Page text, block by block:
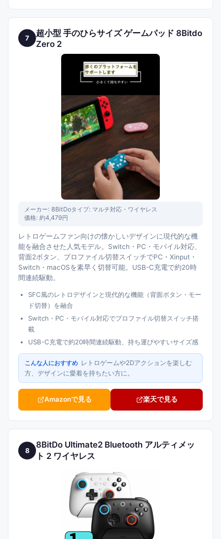
7
超小型 手のひらサイズ ゲームパッド 8Bitdo
Zero 2
メーカー: 8BitDoタイプ: マルチ対応・ワイヤレス
価格: 約4,479円
レトロゲームファン向けの懐かしいデザインに現代的な機
能を融合させた人気モデル。Switch・PC・モバイル対応、
背面2ボタン、プロファイル切替スイッチでPC・Xinput・
Switch・macOSを素早く切替可能。USB-C充電で約20時
間連続駆動。
SFC風のレトロデザインと現代的な機能（背面ボタン・モー
ド切替）を融合
Switch・PC・モバイル対応でプロファイル切替スイッチ搭
載
USB-C充電で約20時間連続駆動、持ち運びやすいサイズ感
こんな人におすすめ レトロゲームや2Dアクションを楽しむ
方、デザインに愛着を持ちたい方に。
Amazonで見る 楽天で見る
8
8BitDo Ultimate2 Bluetooth アルティメッ
ト 2 ワイヤレス